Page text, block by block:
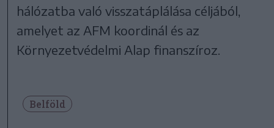
hálózatba való visszatáplálása céljából,
amelyet az AFM koordinál és az
Környezetvédelmi Alap finanszíroz.
Belföld